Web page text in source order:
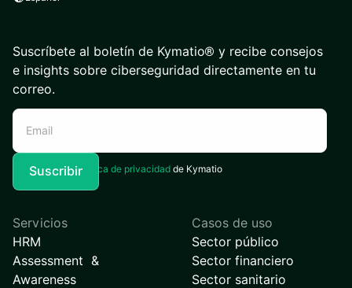
Suscríbete al boletín de Kymatio® y recibe consejos
e insights sobre ciberseguridad directamente en tu
correo.
Acepto laPolítica de privacidad de Kymatio
Servicios
HRM
Assessment &
Awareness
Casos de uso
Sector público
Sector financiero
Sector sanitario